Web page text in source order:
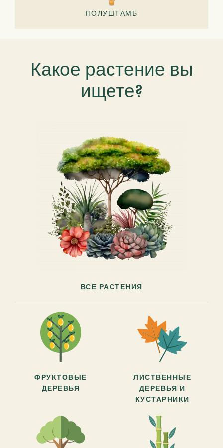
ПОЛУШТАМБ
Какое растение вы
ищете?
ВСЕ РАСТЕНИЯ
ФРУКТОВЫЕ
ДЕРЕВЬЯ
ЛИСТВЕННЫЕ
ДЕРЕВЬЯ И
КУСТАРНИКИ